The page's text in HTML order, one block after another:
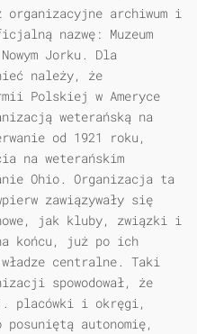
organizacyjne archiwum i
nazwę: Muzeum
Jorku. Dla
należy, że
Polskiej w Ameryce
weterańską na
od 1921 roku,
na weterańskim
Ohio. Organizacja ta
zawiązywały się
jak kluby, związki i
końcu, już po ich
centralne. Taki
spowodował, że
placówki i okręgi,
autonomię,